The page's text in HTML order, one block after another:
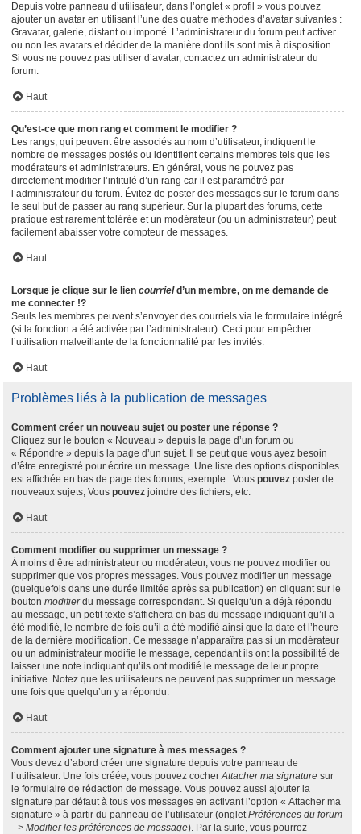
Depuis votre panneau d’utilisateur, dans l’onglet « profil » vous pouvez
ajouter un avatar en utilisant l’une des quatre méthodes d’avatar suivantes :
Gravatar, galerie, distant ou importé. L’administrateur du forum peut activer
ou non les avatars et décider de la manière dont ils sont mis à disposition.
Si vous ne pouvez pas utiliser d’avatar, contactez un administrateur du
forum.
Haut
Qu’est-ce que mon rang et comment le modifier ?
Les rangs, qui peuvent être associés au nom d’utilisateur, indiquent le
nombre de messages postés ou identifient certains membres tels que les
modérateurs et administrateurs. En général, vous ne pouvez pas
directement modifier l’intitulé d’un rang car il est paramétré par
l’administrateur du forum. Évitez de poster des messages sur le forum dans
le seul but de passer au rang supérieur. Sur la plupart des forums, cette
pratique est rarement tolérée et un modérateur (ou un administrateur) peut
facilement abaisser votre compteur de messages.
Haut
Lorsque je clique sur le lien courrield’un membre, on me demande de
me connecter !?
Seuls les membres peuvent s’envoyer des courriels via le formulaire intégré
(si la fonction a été activée par l’administrateur). Ceci pour empêcher
l’utilisation malveillante de la fonctionnalité par les invités.
Haut
Problèmes liés à la publication de messages
Comment créer un nouveau sujet ou poster une réponse ?
Cliquez sur le bouton « Nouveau » depuis la page d’un forum ou
« Répondre » depuis la page d’un sujet. Il se peut que vous ayez besoin
d’être enregistré pour écrire un message. Une liste des options disponibles
est affichée en bas de page des forums, exemple : Vous pouvez poster de
nouveaux sujets, Vous pouvez joindre des fichiers, etc.
Haut
Comment modifier ou supprimer un message ?
À moins d’être administrateur ou modérateur, vous ne pouvez modifier ou
supprimer que vos propres messages. Vous pouvez modifier un message
(quelquefois dans une durée limitée après sa publication) en cliquant sur le
bouton modifierdu message correspondant. Si quelqu’un a déjà répondu
au message, un petit texte s’affichera en bas du message indiquant qu’il a
été modifié, le nombre de fois qu’il a été modifié ainsi que la date et l’heure
de la dernière modification. Ce message n’apparaîtra pas si un modérateur
ou un administrateur modifie le message, cependant ils ont la possibilité de
laisser une note indiquant qu’ils ont modifié le message de leur propre
initiative. Notez que les utilisateurs ne peuvent pas supprimer un message
une fois que quelqu’un y a répondu.
Haut
Comment ajouter une signature à mes messages ?
Vous devez d’abord créer une signature depuis votre panneau de
l’utilisateur. Une fois créée, vous pouvez cocherAttacher ma signature sur
le formulaire de rédaction de message. Vous pouvez aussi ajouter la
signature par défaut à tous vos messages en activant l’option « Attacher ma
signature » à partir du panneau de l’utilisateur (ongletPréférences du forum
--> Modifier les préférences de message). Par la suite, vous pourrez